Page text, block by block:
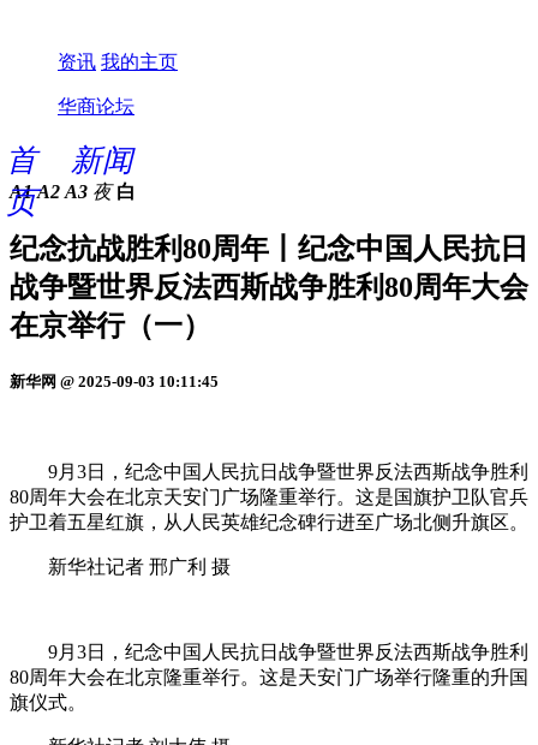
资讯 我的主页
华商论坛
首
页
新闻
A1 A2 A3 夜 白
纪念抗战胜利80周年丨纪念中国人民抗日
战争暨世界反法西斯战争胜利80周年大会
在京举行（一）
新华网 @ 2025-09-03 10:11:45
9月3日，纪念中国人民抗日战争暨世界反法西斯战争胜利
80周年大会在北京天安门广场隆重举行。这是国旗护卫队官兵
护卫着五星红旗，从人民英雄纪念碑行进至广场北侧升旗区。
新华社记者 邢广利 摄
9月3日，纪念中国人民抗日战争暨世界反法西斯战争胜利
80周年大会在北京隆重举行。这是天安门广场举行隆重的升国
旗仪式。